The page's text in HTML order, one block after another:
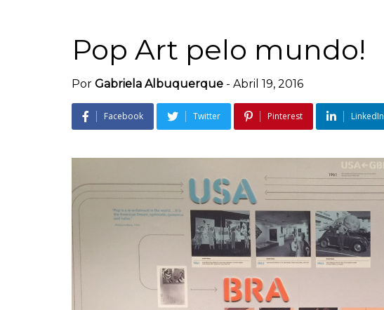
Pop Art pelo mundo!
Por Gabriela Albuquerque - Abril 19, 2016
Facebook Twitter Pinterest LinkedIn